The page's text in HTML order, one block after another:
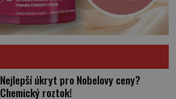
Nejlepší úkryt pro Nobelovy ceny?
Chemický roztok!